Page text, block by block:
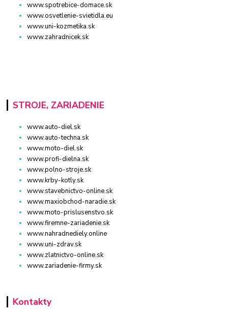
www.spotrebice-domace.sk
www.osvetlenie-svietidla.eu
www.uni-kozmetika.sk
www.zahradnicek.sk
STROJE, ZARIADENIE
www.auto-diel.sk
www.auto-techna.sk
www.moto-diel.sk
www.profi-dielna.sk
www.polno-stroje.sk
www.krby-kotly.sk
www.stavebnictvo-online.sk
www.maxiobchod-naradie.sk
www.moto-prislusenstvo.sk
www.firemne-zariadenie.sk
www.nahradnediely.online
www.uni-zdrav.sk
www.zlatnictvo-online.sk
www.zariadenie-firmy.sk
Kontakty